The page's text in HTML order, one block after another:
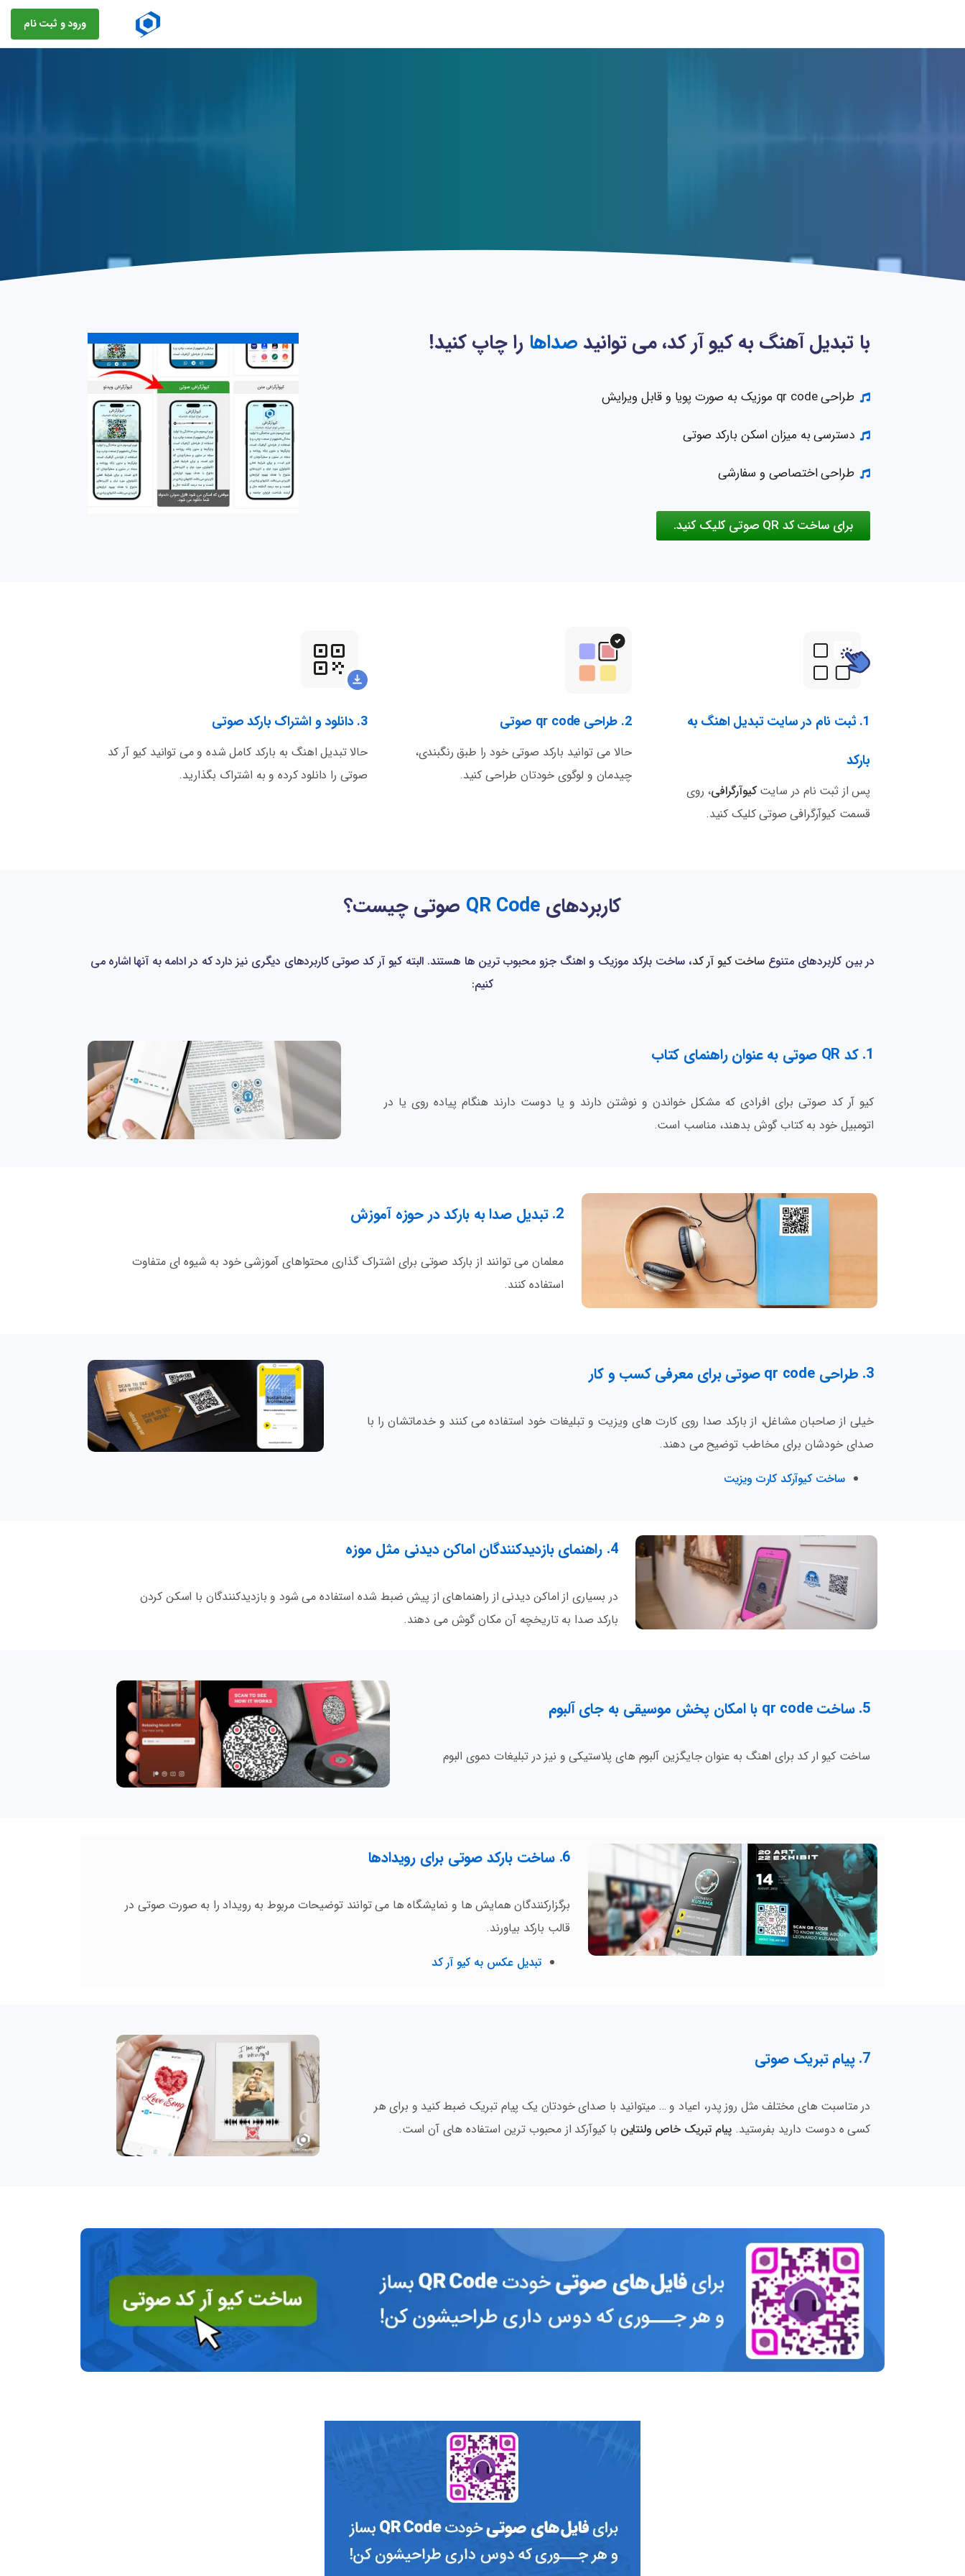
ورود و ثبت نام
با تبدیل آهنگ به کیو آر کد، می توانیدصداها را چاپ کنید!
طراحی qr code موزیک به صورت پویا و قابل ویرایش
دسترسی به میزان اسکن بارکد صوتی
طراحی اختصاصی و سفارشی
برای ساخت کد QR صوتی کلیک کنید.
1. ثبت نام در سایت تبدیل اهنگ به
بارکد
پس از ثبت نام در سایتکیوآرگرافی، روی
قسمت کیوآرگرافی صوتی کلیک کنید.
2. طراحی qr code صوتی
حالا می توانید بارکد صوتی خود را طبق رنگبندی،
چیدمان و لوگوی خودتان طراحی کنید.
3. دانلود و اشتراک بارکد صوتی
حالا تبدیل اهنگ به بارکد کامل شده و می توانید کیو آر کد
صوتی را دانلود کرده و به اشتراک بگذارید.
کاربردهای QR Code صوتی چیست؟
در بین کاربردهای متنوعساخت کیو آر کد، ساخت بارکد موزیک و اهنگ جزو محبوب ترین ها هستند. البته کیو آر کد صوتی کاربردهای دیگری نیز دارد که در ادامه به آنها اشاره می
کنیم:
1. کد QR صوتی به عنوان راهنمای کتاب
کیو آر کد صوتی برای افرادی که مشکل خواندن و نوشتن دارند و یا دوست دارند هنگام پیاده روی یا در
اتومبیل خود به کتاب گوش بدهند، مناسب است.
2. تبدیل صدا به بارکد در حوزه آموزش
معلمان می توانند از بارکد صوتی برای اشتراک گذاری محتواهای آموزشی خود به شیوه ای متفاوت
استفاده کنند.
3. طراحی qr code صوتی برای معرفی کسب و کار
خیلی از صاحبان مشاغل، از بارکد صدا روی کارت های ویزیت و تبلیغات خود استفاده می کنند و خدماتشان را با
صدای خودشان برای مخاطب توضیح می دهند.
ساخت کیوآرکد کارت ویزیت
4. راهنمای بازدیدکنندگان اماکن دیدنی مثل موزه
در بسیاری از اماکن دیدنی از راهنماهای از پیش ضبط شده استفاده می شود و بازدیدکنندگان با اسکن کردن
بارکد صدا به تاریخچه آن مکان گوش می دهند.
5. ساخت qr code با امکان پخش موسیقی به جای آلبوم
ساخت کیو ار کد برای اهنگ به عنوان جایگزین آلبوم های پلاستیکی و نیز در تبلیغات دموی البوم
6. ساخت بارکد صوتی برای رویدادها
برگزارکنندگان همایش ها و نمایشگاه ها می توانند توضیحات مربوط به رویداد را به صورت صوتی در
قالب بارکد بیاورند.
تبدیل عکس به کیو آر کد
7. پیام تبریک صوتی
در متاسبت های مختلف مثل روز پدر، اعیاد و … میتوانید با صدای خودتان یک پیام تبریک ضبط کنید و برای هر
کسی ه دوست دارید بفرستید. پیام تبریک خاص ولنتاین با کیوآرکد از محبوب ترین استفاده های آن است.